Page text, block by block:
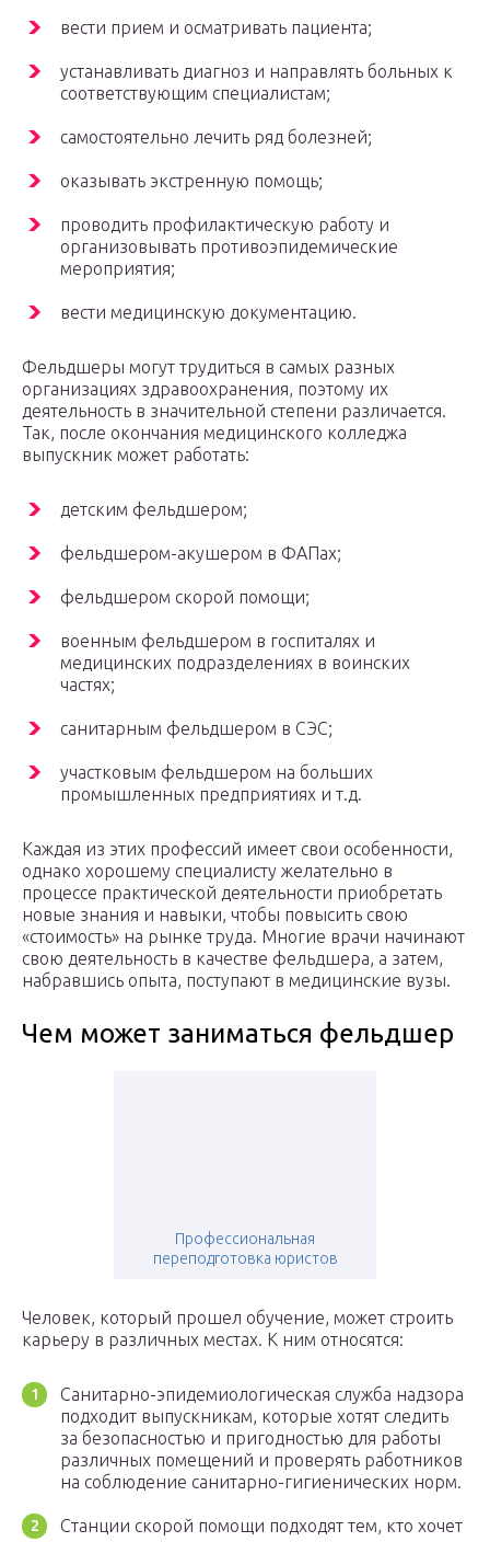
вести прием и осматривать пациента;
устанавливать диагноз и направлять больных к
соответствующим специалистам;
самостоятельно лечить ряд болезней;
оказывать экстренную помощь;
проводить профилактическую работу и
организовывать противоэпидемические
мероприятия;
вести медицинскую документацию.
Фельдшеры могут трудиться в самых разных
организациях здравоохранения, поэтому их
деятельность в значительной степени различается.
Так, после окончания медицинского колледжа
выпускник может работать:
детским фельдшером;
фельдшером-акушером в ФАПах;
фельдшером скорой помощи;
военным фельдшером в госпиталях и
медицинских подразделениях в воинских
частях;
санитарным фельдшером в СЭС;
участковым фельдшером на больших
промышленных предприятиях и т.д.
Каждая из этих профессий имеет свои особенности,
однако хорошему специалисту желательно в
процессе практической деятельности приобретать
новые знания и навыки, чтобы повысить свою
«стоимость» на рынке труда. Многие врачи начинают
свою деятельность в качестве фельдшера, а затем,
набравшись опыта, поступают в медицинские вузы.
Чем может заниматься фельдшер
Профессиональная
переподготовка юристов
Человек, который прошел обучение, может строить
карьеру в различных местах. К ним относятся:
Санитарно-эпидемиологическая служба надзора
подходит выпускникам, которые хотят следить
за безопасностью и пригодностью для работы
различных помещений и проверять работников
на соблюдение санитарно-гигиенических норм.
Станции скорой помощи подходят тем, кто хочет